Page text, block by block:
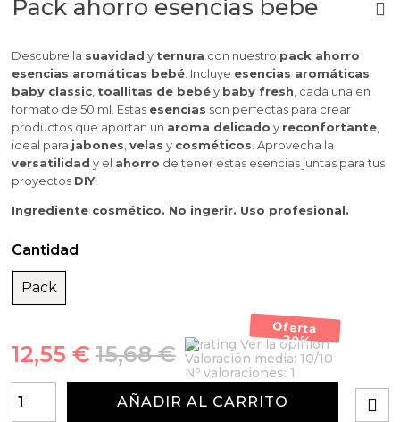
Pack ahorro esencias bebe
Descubre la suavidad y ternura con nuestro pack ahorro
esencias aromáticas bebé. Incluye esencias aromáticas
baby classic, toallitas de bebéy baby fresh , cada una en
formato de 50 ml. Estas esencias son perfectas para crear
productos que aportan un aroma delicado y reconfortante,
ideal para jabones velas y cosméticos . Aprovecha la
versatilidad y el ahorro de tener estas esencias juntas para tus
proyectos DIY.
Ingrediente cosmético. No ingerir. Uso profesional.
Cantidad
Pack
Oferta
-20%
15,68 €
12,55 €
Ver la opinión
Valoración media: 10/10
Nº valoraciones: 1
AÑADIR AL CARRITO